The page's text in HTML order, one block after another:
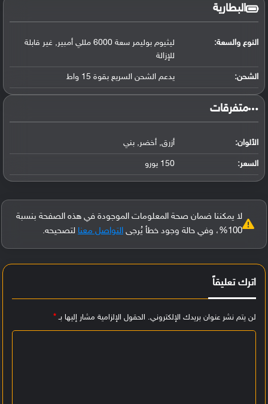
البطارية
النوع والسعة:
ليثيوم بوليمر سعة 6000 مللي أمبير, غير قابلة
للإزالة
الشحن: يدعم الشحن السريع بقوة 15 واط
‏متفرقات‏
الألوان: أزرق, أخضر, بني
السعر: 150 يورو
لا يمكننا ضمان صحة المعلومات الموجودة في هذه الصفحة بنسبة
100%، وفي حالة وجود خطأ يُرجى
التواصل معنا لتصحيحه.
اترك تعليقاً
لن يتم نشر عنوان بريدك الإلكتروني. الحقول الإلزامية مشار إليها بـ*